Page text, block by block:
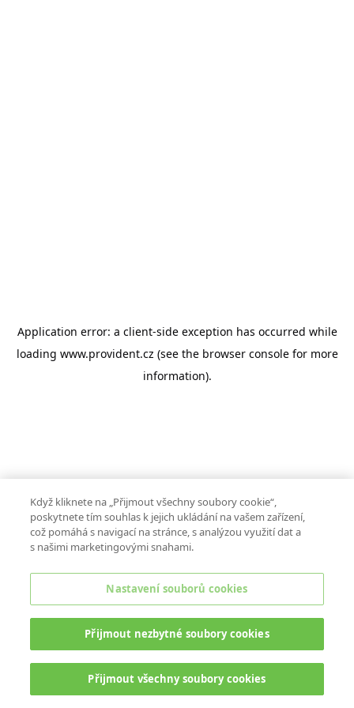
Application error: a client-side exception has occurred while
loading www.provident.cz (see the browser consolefor more
information).
ONLINE CHAT
Když kliknete na „Přijmout všechny soubory cookie“,
poskytnete tím souhlas k jejich ukládání na vašem zařízení,
což pomáhá s navigací na stránce, s analýzou využití dat a
s našimi marketingovými snahami.
Nastavení souborů cookies
Přijmout nezbytné soubory cookies
Přijmout všechny soubory cookies